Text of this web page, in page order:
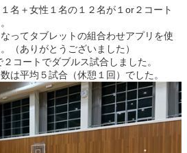
名＋女性１名の１２名が１or２コート
ってタブレットの組合わせアプリを使
（ありがとうございました）
コートでダブルス試合しました。
は平均５試合（休憩１回）でした。